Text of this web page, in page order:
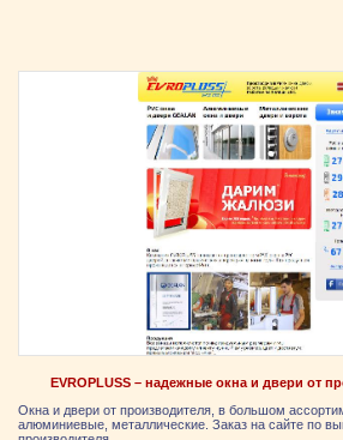
EVROPLUSS – надежные окна и двери от
Окна и двери от производителя, в большом
алюминиевые, металлические. Заказ на сайте по